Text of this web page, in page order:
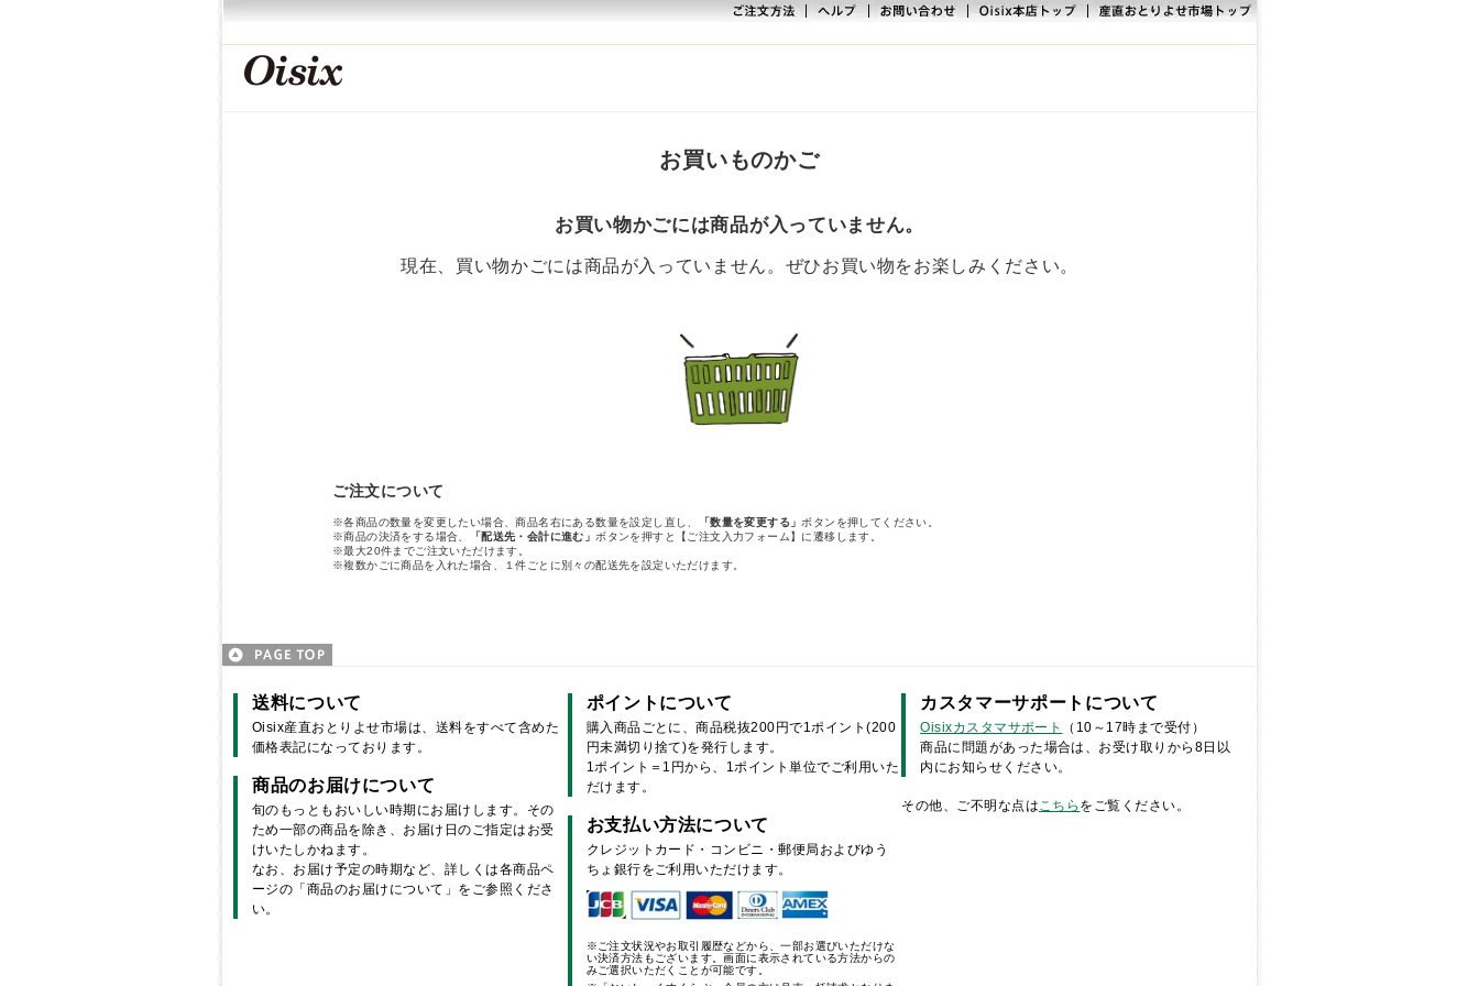
お買いものかご
お買い物かごには商品が入っていません。
現在、買い物かごには商品が入っていません。ぜひお買い物をお楽しみください。
ご注文について
※各商品の数量を変更したい場合、商品名右にある数量を設定し直し、 「数量を変更する」 ボタンを押してください。
※商品の決済をする場合、
「配送先・会計に進む」 ボタンを押すと【ご注文入力フォーム】に遷移します。
※最大20件までご注文いただけます。
※複数かごに商品を入れた場合、１件ごとに別々の配送先を設定いただけます。
送料について
Oisix産直おとりよせ市場は、送料をすべて含めた
価格表記になっております。
商品のお届けについて
旬のもっともおいしい時期にお届けします。その
ため一部の商品を除き、お届け日のご指定はお受
けいたしかねます。
なお、お届け予定の時期など、詳しくは各商品ペ
ージの「商品のお届けについて」をご参照くださ
い。
ポイントについて
購入商品ごとに、商品税抜200円で1ポイント(200
円未満切り捨て)を発行します。
1ポイント＝1円から、1ポイント単位でご利用いた
だけます。
お支払い方法について
クレジットカード・コンビニ・郵便局およびゆう
ちょ銀行をご利用いただけます。
※ご注文状況やお取引履歴などから、一部お選びいただけな
い決済方法もございます。画面に表示されている方法からの
みご選択いただくことが可能です。
カスタマーサポートについて
Oisixカスタマサポート
（10～17時まで受付）
商品に問題があった場合は、お受け取りから8日以
内にお知らせください。
その他、ご不明な点はこちら をご覧ください。